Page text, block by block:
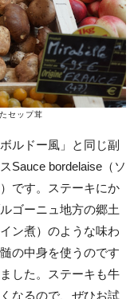
セップ茸
ルドー風」と同じ副
Sauce bordelaise（ソ
です。ステーキにか
ゴーニュ地方の郷土
ン煮）のような味わ
の中身を使うのです
した。ステーキも牛
なるので、ぜひお試